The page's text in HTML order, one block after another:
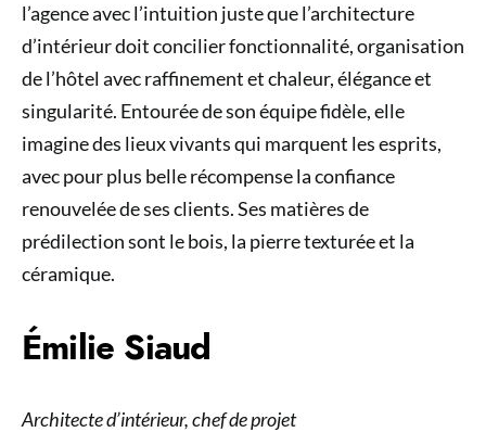
l’agence avec l’intuition juste que l’architecture
d’intérieur doit concilier fonctionnalité, organisation
de l’hôtel avec raffinement et chaleur, élégance et
singularité. Entourée de son équipe fidèle, elle
imagine des lieux vivants qui marquent les esprits,
avec pour plus belle récompense la confiance
renouvelée de ses clients. Ses matières de
prédilection sont le bois, la pierre texturée et la
céramique.
Émilie Siaud
Architecte d’intérieur, chef de projet